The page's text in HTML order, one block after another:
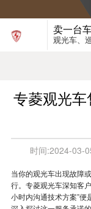
卖一台
观光车、
专菱观光
时间:2024-03-
当你的观光车出现故障
行。专菱观光车深知客
小时内沟通技术方案”